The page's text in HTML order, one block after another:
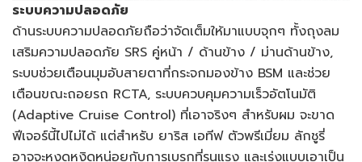
ระบบความปลอดภัย
ด้านระบบความปลอดภัยถือว่าจัดเต็มให้มาแบบจุกๆ ทั้งถุงลม
เสริมความปลอดภัย SRS คู่หน้า / ด้านข้าง / ม่านด้านข้าง,
ระบบช่วยเตือนมุมอับสายตาที่กระจกมองข้าง BSM และช่วย
เตือนขณะถอยรถ RCTA, ระบบควบคุมความเร็วอัตโนมัติ
(Adaptive Cruise Control) ที่เอาจริงๆ สำหรับผม จะขาด
ฟีเจอร์นี้ไปไม่ได้ แต่สำหรับ ยาริส เอทีฟ ตัวพรีเมี่ยม ลักชูรี่
อาจจะหงุดหงิดหน่อยกับการเบรกที่รุนแรง และเร่งแบบเอาเป็น